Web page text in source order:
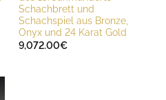
Schachbrett und
Schachspiel aus Bronze,
Onyx und 24 Karat Gold
9,072.00€